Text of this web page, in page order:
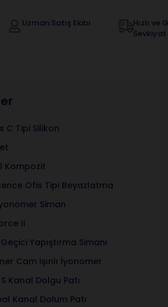
Uzman Satış Ekibi
Hızlı ve
Sevkiyat
C Tipi Silikon
Kompozit
Ofis Tipi Beyazlatma
Siman
II
Yapıştırma Simanı
Cam Işınlı İyonomer
Kanal Dolgu Patı
Kanal Dolum Patı